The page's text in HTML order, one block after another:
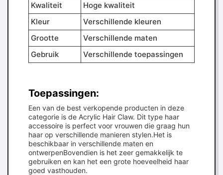
Kwaliteit
Hoge kwaliteit
Kleur
Verschillende kleuren
Grootte
Verschillende maten
Gebruik
Verschillende toepassingen
Toepassingen:
Een van de best verkopende producten in deze
categorie is de Acrylic Hair Claw. Dit type haar
accessoire is perfect voor vrouwen die graag hun
haar op verschillende manieren stylen.Het is
beschikbaar in verschillende maten en
ontwerpenBovendien is het zeer gemakkelijk te
gebruiken en kan het een grote hoeveelheid haar
goed vasthouden.